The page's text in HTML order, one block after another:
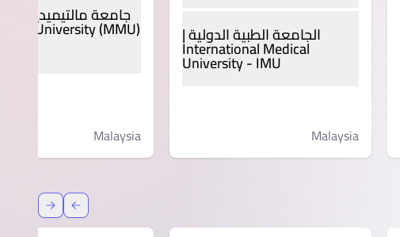
الجامعة الطبية الدولية |
International Medical
University - IMU
Malaysia
جامعة مالتيميديا -
University (MMU)
Malaysia
عودةإعادة